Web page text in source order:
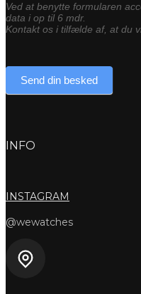
Ved at benytte formularen
data i op til 6 mdr.
Kontakt os i tilfælde af, at du
Send din besked
INFO
INSTAGRAM
@wewatches